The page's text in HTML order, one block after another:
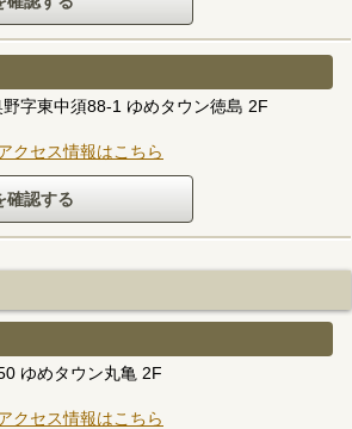
字東中須88-1 ゆめタウン徳島 2F
クセス情報はこちら
ゆめタウン丸亀 2F
クセス情報はこちら